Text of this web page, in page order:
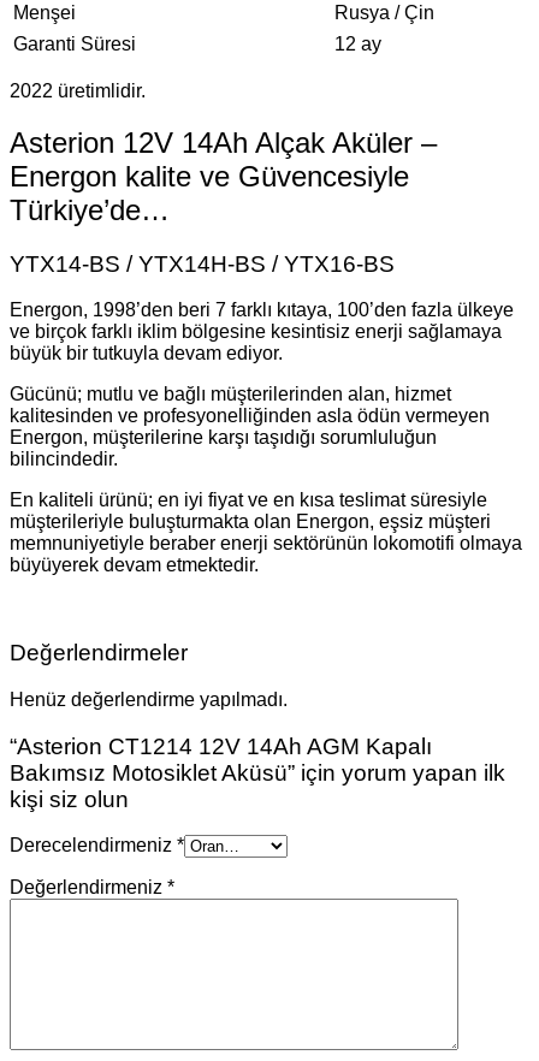
Menşei
Rusya / Çin
Garanti Süresi
12 ay
2022 üretimlidir.
Asterion 12V 14Ah Alçak Aküler –
Energon kalite ve Güvencesiyle
Türkiye’de…
YTX14-BS / YTX14H-BS / YTX16-BS
Energon, 1998’den beri 7 farklı kıtaya, 100’den fazla ülkeye
ve birçok farklı iklim bölgesine kesintisiz enerji sağlamaya
büyük bir tutkuyla devam ediyor.
Gücünü; mutlu ve bağlı müşterilerinden alan, hizmet
kalitesinden ve profesyonelliğinden asla ödün vermeyen
Energon, müşterilerine karşı taşıdığı sorumluluğun
bilincindedir.
En kaliteli ürünü; en iyi fiyat ve en kısa teslimat süresiyle
müşterileriyle buluşturmakta olan Energon, eşsiz müşteri
memnuniyetiyle beraber enerji sektörünün lokomotifi olmaya
büyüyerek devam etmektedir.
Değerlendirmeler
Henüz değerlendirme yapılmadı.
“Asterion CT1214 12V 14Ah AGM Kapalı
Bakımsız Motosiklet Aküsü” için yorum yapan ilk
kişi siz olun
Derecelendirmeniz *
Değerlendirmeniz *